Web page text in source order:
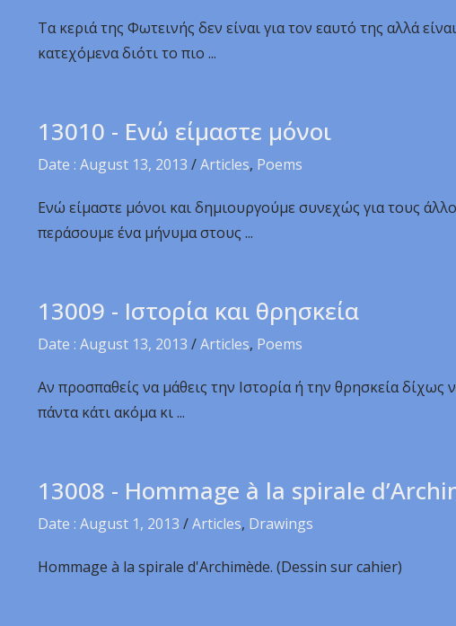
Τα κεριά της Φωτεινής δεν είναι για τον εαυτό της αλλά
κατεχόμενα διότι το πιο ...
13010 - Ενώ είμαστε μόνοι
Date : August 13, 2013 /Articles, Poems
Ενώ είμαστε μόνοι και δημιουργούμε συνεχώς για τους
περάσουμε ένα μήνυμα στους ...
13009 - Ιστορία και θρησκεία
Date : August 13, 2013 /Articles, Poems
Αν προσπαθείς να μάθεις την Ιστορία ή την θρησκεία
πάντα κάτι ακόμα κι ...
13008 - Hommage à la spirale
Date : August 1, 2013 /Articles, Drawings
Hommage à la spirale d'Archimède. (Dessin sur cahier)